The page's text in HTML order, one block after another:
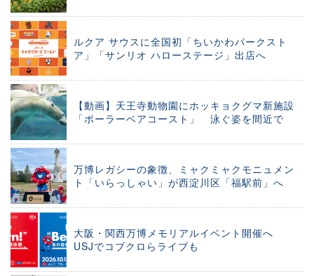
ルクア サウスに全国初「ちいかわパークスト
ア」「サンリオ ハローステージ」出店へ
【動画】天王寺動物園にホッキョクグマ新施設
「ポーラーベアコースト」 泳ぐ姿を間近で
万博レガシーの象徴、ミャクミャクモニュメン
ト「いらっしゃい」が西淀川区「福駅前」へ
大阪・関西万博メモリアルイベント開催へ
USJでコブクロらライブも